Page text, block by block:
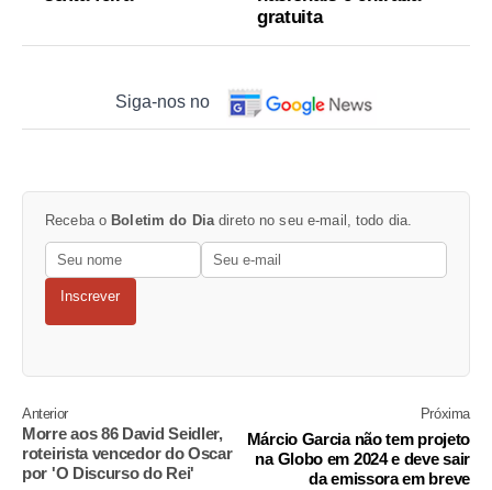
gratuita
Siga-nos no
Receba o Boletim do Dia direto no seu e-mail, todo dia.
Inscrever
Anterior
Morre aos 86 David Seidler,
roteirista vencedor do Oscar
por 'O Discurso do Rei'
Próxima
Márcio Garcia não tem projeto
na Globo em 2024 e deve sair
da emissora em breve